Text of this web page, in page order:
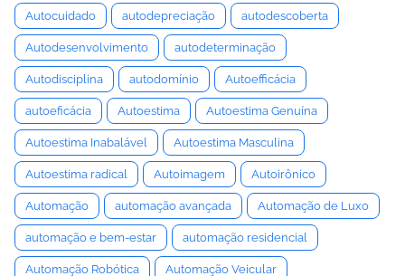
Autocuidado autodepreciação autodescoberta
Autodesenvolvimento autodeterminação
Autodisciplina autodomínio Autoefficácia
autoeficácia Autoestima Autoestima Genuína
Autoestima Inabalável Autoestima Masculina
Autoestima radical Autoimagem Autoirônico
Automação automação avançada Automação de Luxo
automação e bem-estar automação residencial
Automação Robótica Automação Veicular